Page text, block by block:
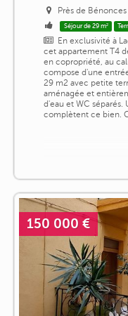
Près de Bénonces
Séjour de 29 m²
En exclusivité à
cet appartement T4
en copropriété, au
compose d'une
29 m2 avec petite
aménagée et
d'eau et WC séparés.
complètent ce bien.
150 000 €